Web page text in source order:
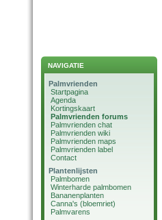
NAVIGATIE
Palmvrienden
Startpagina
Agenda
Kortingskaart
Palmvrienden forums
Palmvrienden chat
Palmvrienden wiki
Palmvrienden maps
Palmvrienden label
Contact
Plantenlijsten
Palmbomen
Winterharde palmbomen
Bananenplanten
Canna's (bloemriet)
Palmvarens